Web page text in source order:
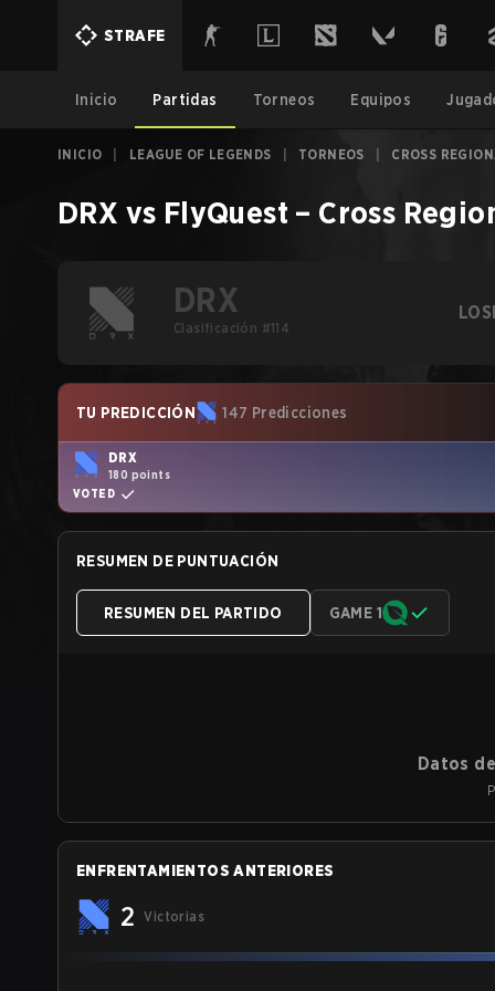
STRAFE
Inicio Partidas Torneos Equipos
INICIO LEAGUE OF LEGENDS TORNEOS CROSS
DRX vs FlyQuest – Cross
DRX
Clasificación #114
TU PREDICCIÓN 147 Predicciones
DRX
180 points
VOTED
RESUMEN DE PUNTUACIÓN
RESUMEN DEL PARTIDO GAME 1
Datos
ENFRENTAMIENTOS ANTERIORES
2 Victorias